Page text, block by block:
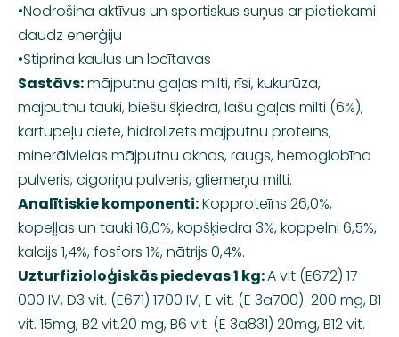
•Nodrošina aktīvus un sportiskus suņus ar pietiekami
daudz enerģiju
•Stiprina kaulus un locītavas
Sastāvs:mājputnu gaļas milti, rīsi, kukurūza,
mājputnu tauki, biešu šķiedra, lašu gaļas milti (6%),
kartupeļu ciete, hidrolizēts mājputnu proteīns,
minerālvielas mājputnu aknas, raugs, hemoglobīna
pulveris, cigoriņu pulveris, gliemeņu milti.
Analītiskie komponenti:Kopproteīns 26,0%,
kopeļļas un tauki 16,0%, kopšķiedra 3%, koppelni 6,5%,
kalcijs 1,4%, fosfors 1%, nātrijs 0,4%.
Uzturfizioloģiskās piedevas 1 kg:A vit (E672) 17
000 IV, D3 vit. (E671) 1700 IV, E vit. (E 3a700) 200 mg, B1
vit. 15mg, B2 vit.20 mg, B6 vit. (E 3a831) 20mg, B12 vit.